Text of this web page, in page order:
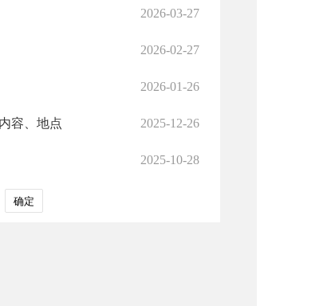
2026-03-27
2026-02-27
2026-01-26
容、地点 2025-12-26
2025-10-28
确定